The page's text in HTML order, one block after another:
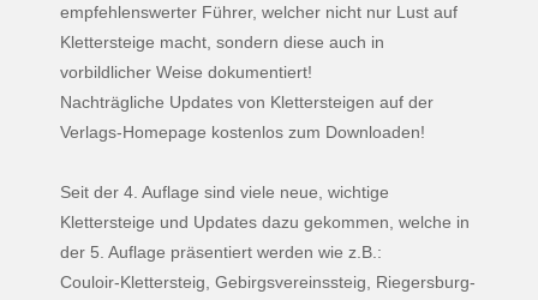
empfehlenswerter Führer, welcher nicht nur Lust auf
Klettersteige macht, sondern diese auch in
vorbildlicher Weise dokumentiert!
Nachträgliche Updates von Klettersteigen auf der
Verlags-Homepage kostenlos zum Downloaden!
Seit der 4. Auflage sind viele neue, wichtige
Klettersteige und Updates dazu gekommen, welche in
der 5. Auflage präsentiert werden wie z.B.:
Couloir-Klettersteig, Gebirgsvereinssteig, Riegersburg-